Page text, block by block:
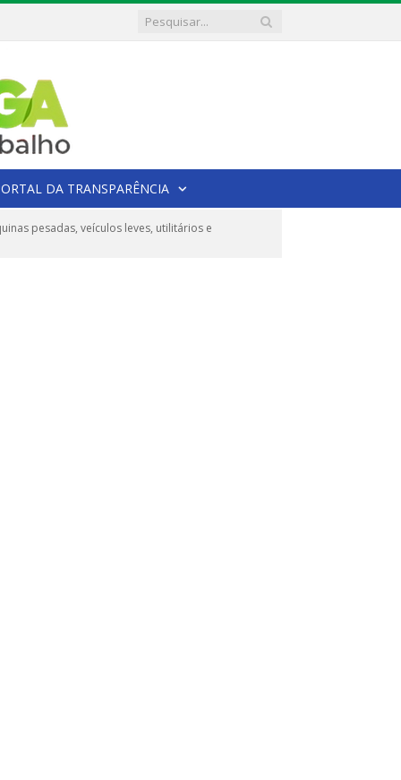
DA TRANSPARÊNCIA
pesadas, veículos leves, utilitários e